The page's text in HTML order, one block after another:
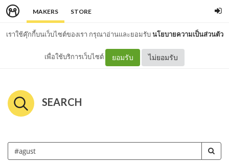
MAKERS STORE
เราใช้คุ๊กกี้บนเว็บไซต์ของเรา กรุณาอ่านและยอมรับนโยบายความเป็นส่วนตัว
เพื่อใช้บริการเว็บไซต์ ยอมรับ ไม่ยอมรับ
SEARCH